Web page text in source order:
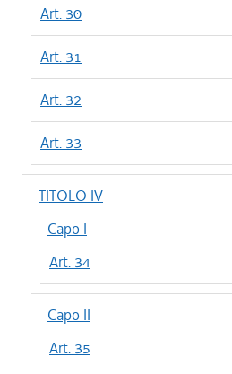
Art. 30
Art. 31
Art. 32
Art. 33
TITOLO IV
Capo I
Art. 34
Capo II
Art. 35